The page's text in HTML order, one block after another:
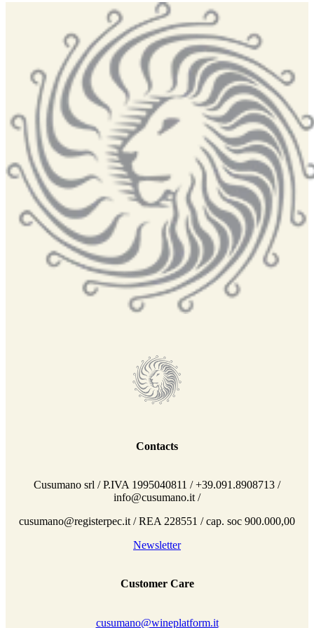
Contacts
Cusumano srl / P.IVA 1995040811 / +39.091.8908713 /
info@cusumano.it /
cusumano@registerpec.it / REA 228551 / cap. soc 900.000,00
Newsletter
Customer Care
cusumano@wineplatform.it